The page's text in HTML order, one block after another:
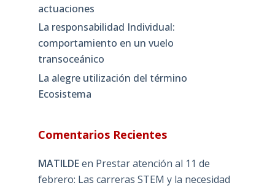
actuaciones
La responsabilidad Individual:
comportamiento en un vuelo
transoceánico
La alegre utilización del término
Ecosistema
Comentarios Recientes
MATILDEen Prestar atención al 11 de
febrero: Las carreras STEM y la necesidad